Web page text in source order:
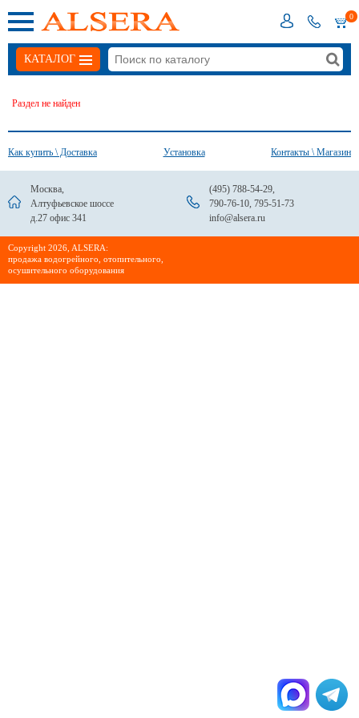
0
КАТАЛОГ
Раздел не найден
Как купить \ Доставка Установка Контакты \ Магазин
Москва,
Алтуфьевское шоссе
д.27 офис 341
(495) 788-54-29,
790-76-10, 795-51-73
info@alsera.ru
Сopyright 2026, ALSERA:
продажа водогрейного, отопительного,
осушительного оборудования